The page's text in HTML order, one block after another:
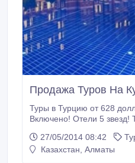
Продажа Туров На
Туры в Турцию от 628
Включено! Отели 5 звезд!
туры от 628 долларов на
июня! В стоимость входит перелет,
27/05/2014 08:42
Казахстан, Алматы